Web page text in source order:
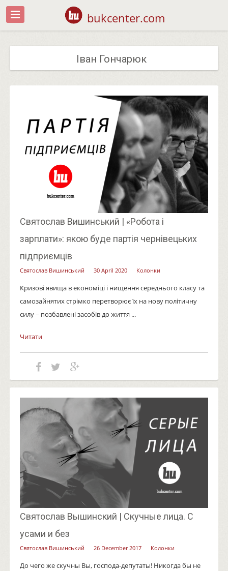
bukcenter.com
Іван Гончарюк
Святослав Вишинський | «Робота і
зарплати»: якою буде партія чернівецьких
підприємців
Святослав Вишинський 30 April 2020 Колонки
Кризові явища в економіці і нищення середнього класу та
самозайнятих стрімко перетворює їх на нову політичну
силу – позбавлені засобів до життя ...
Читати
Святослав Вышинский | Скучные лица. С
усами и без
Святослав Вишинський 26 December 2017 Колонки
До чего же скучны Вы, господа-депутаты! Никогда бы не